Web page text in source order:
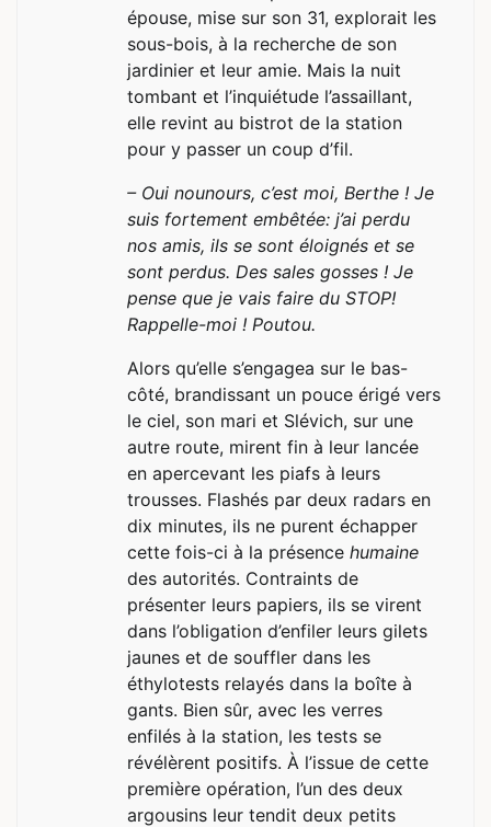
épouse, mise sur son 31, explorait les
sous-bois, à la recherche de son
jardinier et leur amie. Mais la nuit
tombant et l’inquiétude l’assaillant,
elle revint au bistrot de la station
pour y passer un coup d’fil.
– Oui nounours, c’est moi, Berthe ! Je
suis fortement embêtée: j’ai perdu
nos amis, ils se sont éloignés et se
sont perdus. Des sales gosses ! Je
pense que je vais faire du STOP!
Rappelle-moi ! Poutou.
Alors qu’elle s’engagea sur le bas-
côté, brandissant un pouce érigé vers
le ciel, son mari et Slévich, sur une
autre route, mirent fin à leur lancée
en apercevant les piafs à leurs
trousses. Flashés par deux radars en
dix minutes, ils ne purent échapper
cette fois-ci à la présence humaine
des autorités. Contraints de
présenter leurs papiers, ils se virent
dans l’obligation d’enfiler leurs gilets
jaunes et de souffler dans les
éthylotests relayés dans la boîte à
gants. Bien sûr, avec les verres
enfilés à la station, les tests se
révélèrent positifs. À l’issue de cette
première opération, l’un des deux
argousins leur tendit deux petits